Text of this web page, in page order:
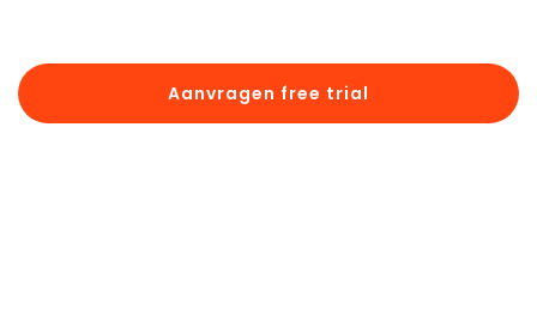
Aanvragen free trial